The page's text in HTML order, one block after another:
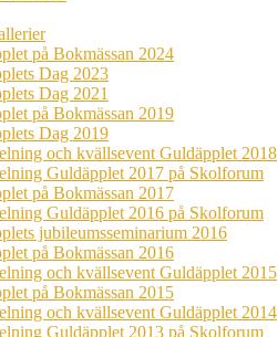
på Bokmässan 2024
Dag 2023
Dag 2021
på Bokmässan 2019
Dag 2019
och kvällsevent Guldäpplet 2018
Guldäpplet 2017 på Skolforum
på Bokmässan 2017
Guldäpplet 2016 på Skolforum
jubileumsseminarium 2016
på Bokmässan 2016
och kvällsevent Guldäpplet 2015
på Bokmässan 2015
och kvällsevent Guldäpplet 2014
Guldäpplet 2013 på Skolforum